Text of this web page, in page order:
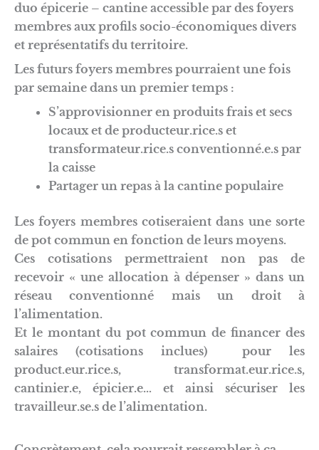
duo épicerie – cantine accessible par des foyers
membres aux profils socio-économiques divers
et représentatifs du territoire.
Les futurs foyers membres pourraient une fois
par semaine dans un premier temps :
S’approvisionner en produits frais et secs
locaux et de producteur.rice.s et
transformateur.rice.s conventionné.e.s par
la caisse
Partager un repas à la cantine populaire
Les foyers membres cotiseraient dans une sorte
de pot commun en fonction de leurs moyens.
Ces cotisations permettraient non pas de
recevoir « une allocation à dépenser » dans un
réseau conventionné mais un droit à
l’alimentation.
Et le montant du pot commun de financer des
salaires (cotisations inclues) pour les
product.eur.rice.s, transformat.eur.rice.s,
cantinier.e, épicier.e… et ainsi sécuriser les
travailleur.se.s de l’alimentation.